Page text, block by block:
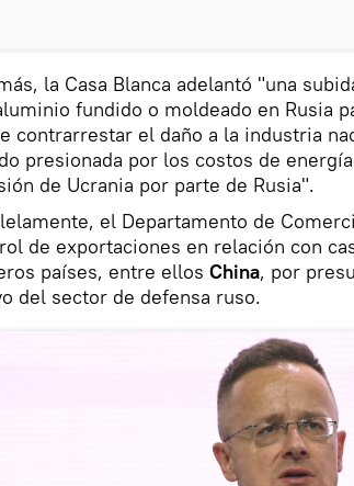
la Casa Blanca adelantó "una
fundido o moldeado en Rusia
contrarrestar el daño a la industria
presionada por los costos de
de Ucrania por parte de Rusia".
el Departamento de
de exportaciones en relación con
países, entre ellos China, por
del sector de defensa ruso.